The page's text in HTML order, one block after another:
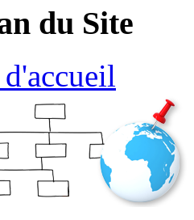
du Site
d'accueil